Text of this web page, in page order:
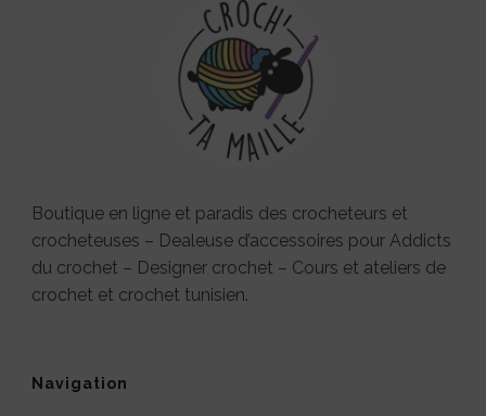
Boutique en ligne et paradis des crocheteurs et
crocheteuses – Dealeuse d’accessoires pour Addicts
du crochet – Designer crochet – Cours et ateliers de
crochet et crochet tunisien.
Navigation